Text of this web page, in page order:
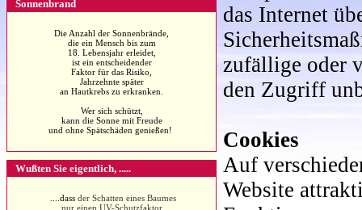
Sonnenbrand
Die Anzahl der Sonnenbrände,
die ein Mensch bis zum
18. Lebensjahr erleidet,
ist ein entscheidender
Faktor für das Risiko,
Jahrzehnte später
an Hautkrebs zu erkranken.
Wer sich schützt,
kann die Sonne mit Freude
und ohne Spätschäden genießen!
Wußten Sie eigentlich, .....
....dass der Schatten eines Baumes
nur einen UV-Schutzfaktor
das Internet
zufällige oder
den Zugriff
Cookies
Auf
Website